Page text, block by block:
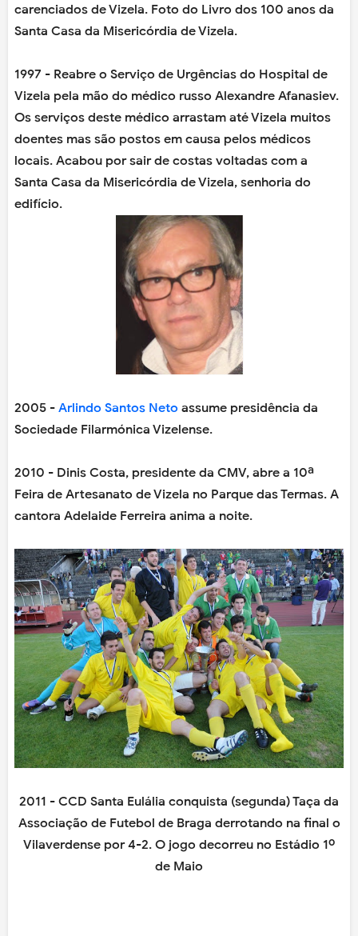
carenciados de Vizela. Foto do Livro dos 100 anos da
Santa Casa da Misericórdia de Vizela.
1997 - Reabre o Serviço de Urgências do Hospital de
Vizela pela mão do médico russo Alexandre Afanasiev.
Os serviços deste médico arrastam até Vizela muitos
doentes mas são postos em causa pelos médicos
locais. Acabou por sair de costas voltadas com a
Santa Casa da Misericórdia de Vizela, senhoria do
edifício.
2005 - Arlindo Santos Neto assume presidência da
Sociedade Filarmónica Vizelense.
2010 - Dinis Costa, presidente da CMV, abre a 10ª
Feira de Artesanato de Vizela no Parque das Termas. A
cantora Adelaide Ferreira anima a noite.
2011 - CCD Santa Eulália conquista (segunda) Taça da
Associação de Futebol de Braga derrotando na final o
Vilaverdense por 4-2. O jogo decorreu no Estádio 1º
de Maio